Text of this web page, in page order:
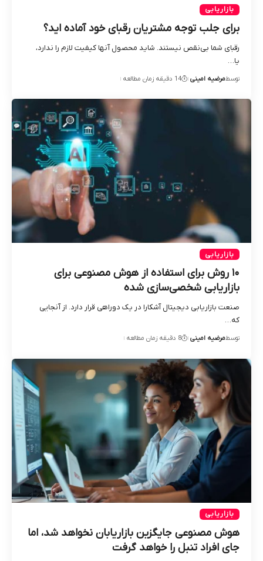
بازاریابی
برای جلب توجه مشتریان رقبای خود آماده اید؟
رقبای شما بی‌نقص نیستند. شاید محصول آنها کیفیت لازم را ندارد،
یا…
توسطمرضیه امینی 14 دقیقه زمان مطالعه
بازاریابی
۱۰ روش برای استفاده از هوش مصنوعی برای
بازاریابی شخصی‌سازی‌ شده
صنعت بازاریابی دیجیتال آشکارا در یک دوراهی قرار دارد. از آنجایی
که…
توسطمرضیه امینی 8 دقیقه زمان مطالعه
بازاریابی
هوش مصنوعی جایگزین بازاریابان نخواهد شد، اما
جای افراد تنبل را خواهد گرفت